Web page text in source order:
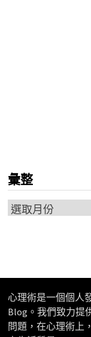
彙整
彙
心理術是一個個人
Blog。我們致力提
問題，在心理術上